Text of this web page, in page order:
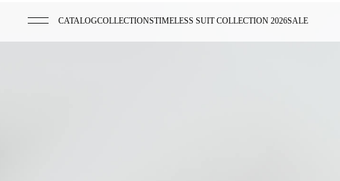
CATALOGCOLLECTIONSTIMELESS SUIT COLLECTION 2026SALE